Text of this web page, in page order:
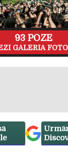
93 POZE
GALERIA